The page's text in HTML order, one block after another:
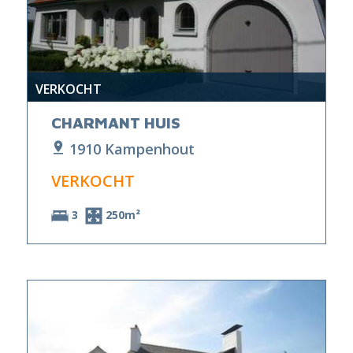
VERKOCHT
CHARMANT HUIS
1910 Kampenhout
VERKOCHT
3 250m²